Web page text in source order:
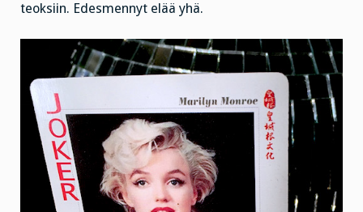
teoksiin. Edesmennyt elää yhä.